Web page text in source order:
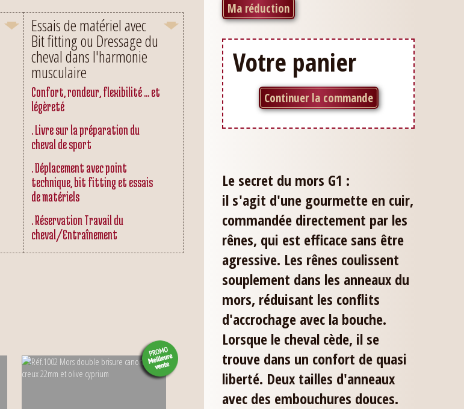
Essais de matériel avec
Bit fitting ou Dressage du
cheval dans l'harmonie
musculaire
Confort, rondeur, flexibilité ... et
légèreté
. Livre sur la préparation du
cheval de sport
. Déplacement avec point
technique, bit fitting et essais
de matériels
. Réservation Travail du
cheval/Entraînement
Ma réduction
Votre panier
Continuer la commande
Le secret du mors G1 :
il s'agit d'une gourmette en cuir,
commandée directement par les
rênes, qui est efficace sans être
agressive. Les rênes coulissent
souplement dans les anneaux du
mors, réduisant les conflits
d'accrochage avec la bouche.
Lorsque le cheval cède, il se
trouve dans un confort de quasi
liberté. Deux tailles d'anneaux
avec des embouchures douces.